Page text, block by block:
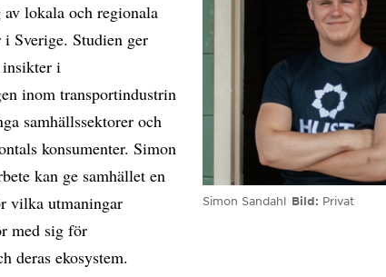
Simon Sandahl Bild Privat
lokala och regionala
Sverige. Studien ger
i
inom transportindustrin
samhällssektorer och
konsumenter. Simon
kan ge samhället en
vilka utmaningar
med sig för
deras ekosystem.